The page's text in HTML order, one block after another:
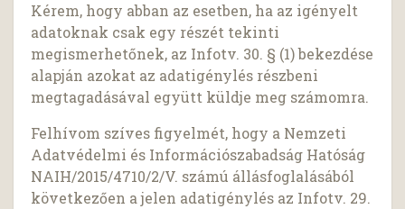
Kérem, hogy abban az esetben, ha az igényelt
adatoknak csak egy részét tekinti
megismerhetőnek, az Infotv. 30. § (1) bekezdése
alapján azokat az adatigénylés részbeni
megtagadásával együtt küldje meg számomra.
Felhívom szíves figyelmét, hogy a Nemzeti
Adatvédelmi és Információszabadság Hatóság
NAIH/2015/4710/2/V. számú állásfoglalásából
következően a jelen adatigénylés az Infotv. 29.